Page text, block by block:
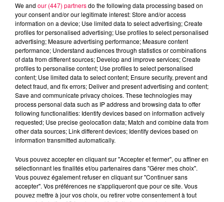
26-aout.mp3
We and our (447) partnersdo the following data processing based on
your consent and/or our legitimate interest: Store and/or access
information on a device; Use limited data to select advertising; Create
profiles for personalised advertising; Use profiles to select personalised
advertising; Measure advertising performance; Measure content
performance; Understand audiences through statistics or combinations
of data from different sources; Develop and improve services; Create
profiles to personalise content; Use profiles to select personalised
content; Use limited data to select content; Ensure security, prevent and
detect fraud, and fix errors; Deliver and present advertising and content;
Save and communicate privacy choices. These technologies may
process personal data such as IP address and browsing data to offer
following functionalities: Identify devices based on information actively
requested; Use precise geolocation data; Match and combine data from
other data sources; Link different devices; Identify devices based on
information transmitted automatically.
Vous pouvez accepter en cliquant sur "Accepter et fermer", ou affiner en
sélectionnant les finalités et/ou partenaires dans "Gérer mes choix".
Vous pouvez également refuser en cliquant sur "Continuer sans
accepter". Vos préférences ne s'appliqueront que pour ce site. Vous
pouvez mettre à jour vos choix, ou retirer votre consentement à tout